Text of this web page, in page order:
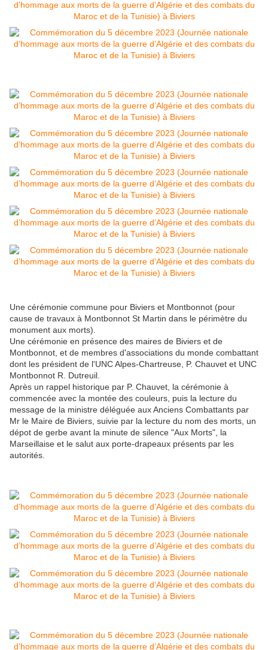
Une cérémonie commune pour Biviers et Montbonnot (pour
cause de travaux à Montbonnot St Martin dans le périmètre du
monument aux morts).
Une cérémonie en présence des maires de Biviers et de
Montbonnot, et de membres d'associations du monde combattant
dont les président de l'UNC Alpes-Chartreuse, P. Chauvet et UNC
Montbonnot R. Dutreuil.
Après un rappel historique par P. Chauvet, la cérémonie à
commencée avec la montée des couleurs, puis la lecture du
message de la ministre déléguée aux Anciens Combattants par
Mr le Maire de Biviers, suivie par la lecture du nom des morts, un
dépot de gerbe avant la minute de silence "Aux Morts", la
Marseillaise et le salut aux porte-drapeaux présents par les
autorités.